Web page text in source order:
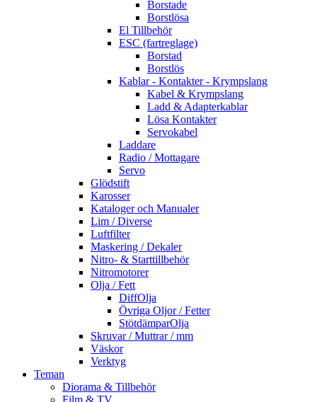
Borstade
Borstlösa
El Tillbehör
ESC (fartreglage)
Borstad
Borstlös
Kablar - Kontakter - Krympslang
Kabel & Krympslang
Ladd & Adapterkablar
Lösa Kontakter
Servokabel
Laddare
Radio / Mottagare
Servo
Glödstift
Karosser
Kataloger och Manualer
Lim / Diverse
Luftfilter
Maskering / Dekaler
Nitro- & Starttillbehör
Nitromotorer
Olja / Fett
DiffOlja
Övriga Oljor / Fetter
StötdämparOlja
Skruvar / Muttrar / mm
Väskor
Verktyg
Teman
Diorama & Tillbehör
Film & TV